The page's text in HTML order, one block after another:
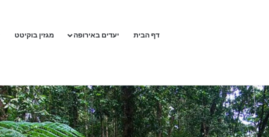
דף הבית יעדים באירופה מגזין בוקיטט